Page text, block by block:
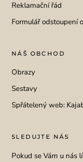
Reklamační řád
Formulář odstoupení
NÁŠ OBCHOD
Obrazy
Sestavy
Spřátelený web:
SLEDUJTE NÁS
Pokud se Vám u nás